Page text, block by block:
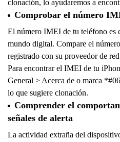
clonación, lo ayudaremos a
Comprobar el número
El número IMEI de tu teléfono es
mundo digital. Compare el
registrado con su proveedor de
Para encontrar el IMEI de tu
General > Acerca de o marca
lo que sugiere clonación.
Comprender el
señales de alerta
La actividad extraña del